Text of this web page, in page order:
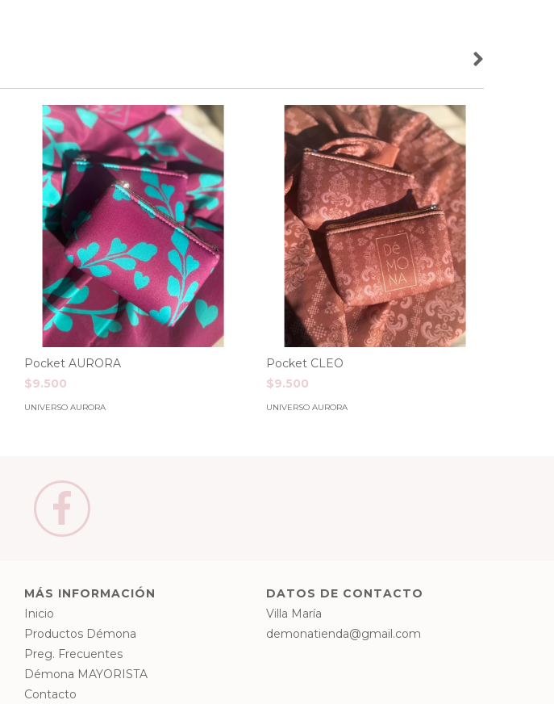
Pocket AURORA
$9.500
UNIVERSO AURORA
Pocket CLEO
$9.500
UNIVERSO AURORA
MÁS INFORMACIÓN
Inicio
Productos Démona
Preg. Frecuentes
Démona MAYORISTA
Contacto
DATOS DE CONTACTO
Villa María
demonatienda@gmail.com